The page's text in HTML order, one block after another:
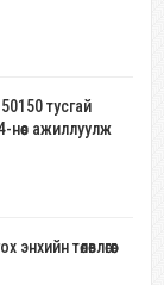
тусгай
ажиллуулж
төлөвлөгөөг